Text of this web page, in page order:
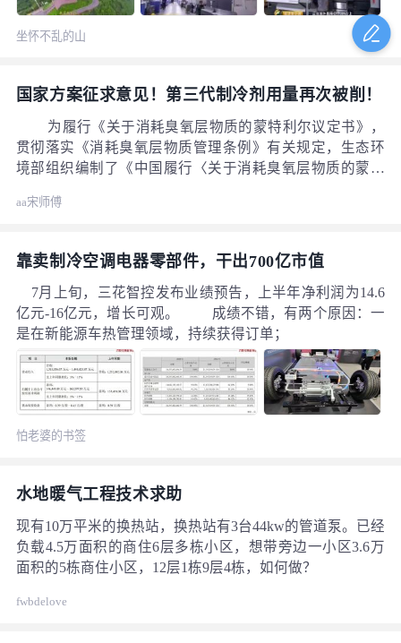
坐怀不乱的山
国家方案征求意见！第三代制冷剂用量再次被削！
为履行《关于消耗臭氧层物质的蒙特利尔议定书》，
贯彻落实《消耗臭氧层物质管理条例》有关规定，生态环
境部组织编制了《中国履行〈关于消耗臭氧层物质的蒙特
（以下简称《国家方案》），并于7月2日公开征求意见。
aa宋师傅
靠卖制冷空调电器零部件，干出700亿市值
7月上旬，三花智控发布业绩预告，上半年净利润为14.6
亿元-16亿元，增长可观。 成绩不错，有两个原因：一
是在新能源车热管理领域，持续获得订单；
怕老婆的书签
水地暖气工程技术求助
现有10万平米的换热站，换热站有3台44kw的管道泵。已经
负载4.5万面积的商住6层多栋小区，想带旁边一小区3.6万
面积的5栋商住小区，12层1栋9层4栋，如何做？
fwbdelove